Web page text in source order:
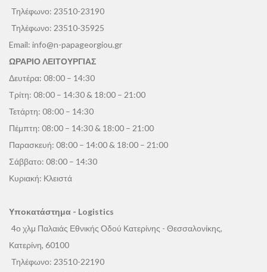
Τηλέφωνο: 23510-23190
Τηλέφωνο: 23510-35925
Email: info@n-papageorgiou.gr
ΩΡΑΡΙΟ ΛΕΙΤΟΥΡΓΙΑΣ
Δευτέρα: 08:00 – 14:30
Τρίτη: 08:00 – 14:30 & 18:00 – 21:00
Τετάρτη: 08:00 – 14:30
Πέμπτη: 08:00 – 14:30 & 18:00 – 21:00
Παρασκευή: 08:00 – 14:00 & 18:00 – 21:00
Σάββατο: 08:00 – 14:30
Κυριακή: Κλειστά
Υποκατάστημα - Logistics
4ο χλμ Παλαιάς Εθνικής Οδού Κατερίνης - Θεσσαλονίκης,
Κατερίνη, 60100
Τηλέφωνο: 23510-22190